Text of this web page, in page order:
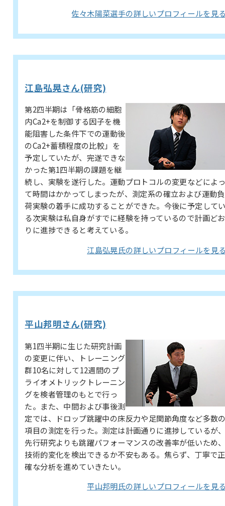
佐々木陽菜選手の詳しいプロフィールを見
江島弘晃さん(研究)
第2四半期は「骨格筋の細胞
内Ca2+を制御する因子を機
能阻害した条件下での運動後
のCa2+蓄積程度の比較」を
予定していたが、完遂できな
かった第1四半期の課題を継
続し、実験を遂行した。運動プロトコルの変更などによ
て時間はかかってしまったが、測定系の確立および運動負
荷実験の着手に成功することができた。今後に予定して
る次実験は私自身がすでに経験を持っているので計画どお
りに進捗できると考えている。
江島弘晃氏の詳しいプロフィールを見
平山邦明さん(研究)
第1四半期に生じた研究計画
の変更に伴い、トレーニング
群10名に対して12週間のプ
ライオメトリックトレーニン
グを検者管理のもとで行っ
た。また、中間および事後測
定では、ドロップ跳躍中の床反力や足関節角度など多数
項目の測定を行った。測定は計画通りに進捗しているが
先行研究よりも跳躍パフォーマンスの改善率が低いため
技術的変化を検出できるか不安もある。焦らず、丁寧で正
確な分析を進めていきたい。
平山邦明氏の詳しいプロフィールを見